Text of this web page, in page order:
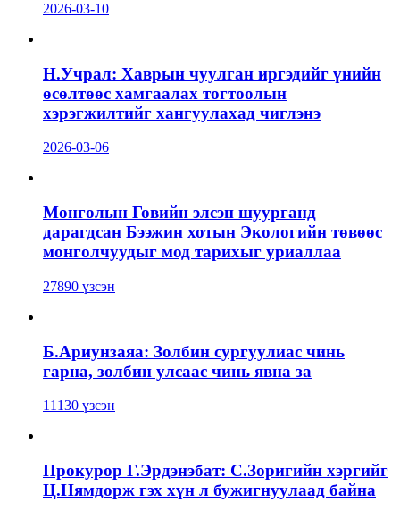
2026-03-10
Н.Учрал: Хаврын чуулган иргэдийг үнийн
өсөлтөөс хамгаалах тогтоолын
хэрэгжилтийг хангуулахад чиглэнэ
2026-03-06
Монголын Говийн элсэн шуурганд
дарагдсан Бээжин хотын Экологийн төвөөс
монголчуудыг мод тарихыг уриаллаа
27890 үзсэн
Б.Ариунзаяа: Золбин сургуулиас чинь
гарна, золбин улсаас чинь явна за
11130 үзсэн
Прокурор Г.Эрдэнэбат: С.Зоригийн хэргийг
Ц.Нямдорж гэх хүн л бужигнуулаад байна